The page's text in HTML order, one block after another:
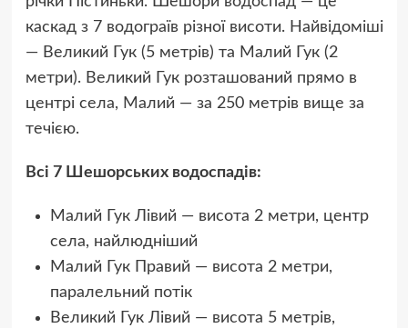
каскад з 7 водограїв різної висоти. Найвідоміші
— Великий Гук (5 метрів) та Малий Гук (2
метри). Великий Гук розташований прямо в
центрі села, Малий — за 250 метрів вище за
течією.
Всі 7 Шешорських водоспадів:
Малий Гук Лівий — висота 2 метри, центр
села, найлюдніший
Малий Гук Правий — висота 2 метри,
паралельний потік
Великий Гук Лівий — висота 5 метрів,